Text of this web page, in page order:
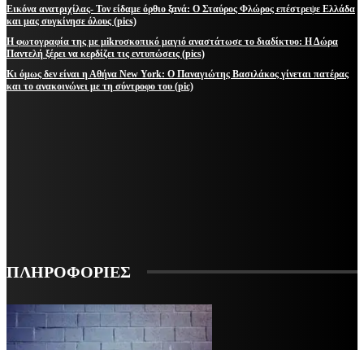
Εικόνα ανατριχίλας- Τον είδαμε όρθιο ξανά: Ο Σταύρος Φλώρος επέστρεψε Ελλάδα
και μας συγκίνησε όλους (pics)
Η φωτογραφία της με μikroσκοπικό μαγιό αναστάτωσε το διαδίκτυο: Η Δώρα
Παντελή ξέρει να κερδίζει τις εντυπώσεις (pics)
Κι όμως δεν είναι η Αθήνα New York: Ο Παναγιώτης Βασιλάκος γίνεται πατέρας
και το ανακοινώνει με τη σύντροφο του (pic)
ΠΛΗΡΟΦΟΡΙΕΣ
VARiEMAi